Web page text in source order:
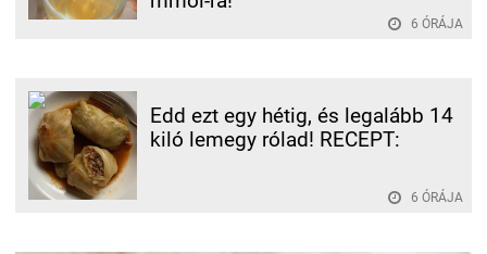
6 ÓRÁJA
Edd ezt egy hétig, és legalább 14
kiló lemegy rólad! RECEPT:
6 ÓRÁJA